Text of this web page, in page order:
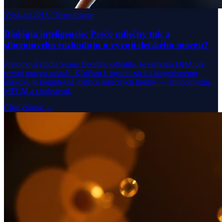
Výskum 2018 / NeuroImage
Biológia inteligencie: Prečo mliečny tuk a
sfingomyelín rozhodujú o vývoji detského mozgu?
Prelomová štúdia Seana Deoniho odhalila, že samotná DHA pre
rozvoj mozgu nestačí. Kľúčom k myelinizácii a kognitívnemu
náskoku je komplexná matrica mliečnych lipidov — sfingomyelín,
MFGM a cholesterol.
Čítať článok →